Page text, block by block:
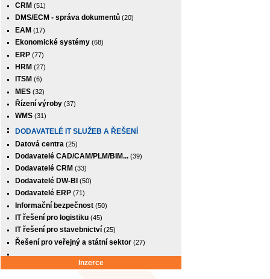
CRM (51)
DMS/ECM - správa dokumentů (20)
EAM (17)
Ekonomické systémy (68)
ERP (77)
HRM (27)
ITSM (6)
MES (32)
Řízení výroby (37)
WMS (31)
DODAVATELÉ IT SLUŽEB A ŘEŠENÍ
Datová centra (25)
Dodavatelé CAD/CAM/PLM/BIM... (39)
Dodavatelé CRM (33)
Dodavatelé DW-BI (50)
Dodavatelé ERP (71)
Informační bezpečnost (50)
IT řešení pro logistiku (45)
IT řešení pro stavebnictví (25)
Řešení pro veřejný a státní sektor (27)
Inzerce